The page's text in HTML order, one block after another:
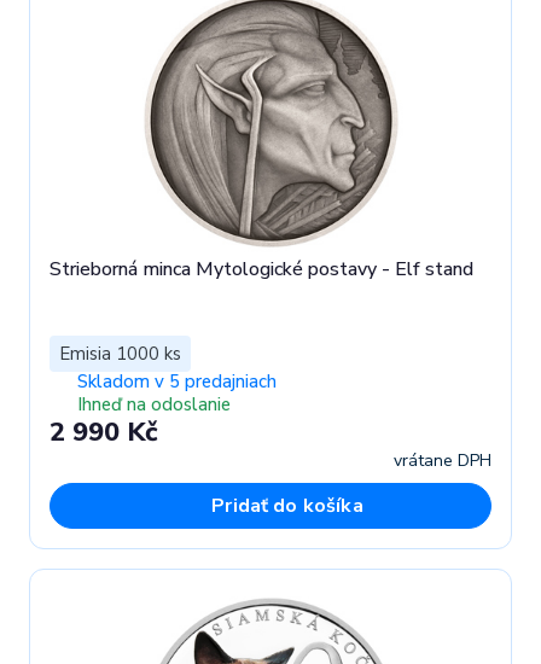
Strieborná minca Mytologické postavy - Elf stand
Emisia 1000 ks
Skladom v 5 predajniach
Ihneď na odoslanie
2 990 Kč
vrátane DPH
Pridať do košíka